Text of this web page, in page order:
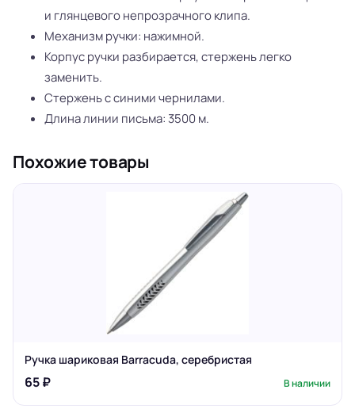
и глянцевого непрозрачного клипа.
Механизм ручки: нажимной.
Корпус ручки разбирается, стержень легко
заменить.
Стержень с синими чернилами.
Длина линии письма: 3500 м.
Похожие товары
Ручка шариковая Barracuda, серебристая
65 ₽ В наличии